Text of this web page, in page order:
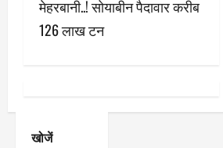
श
मेहरबानी..! सोयाबीन पैदावार करीब
126 लाख टन
खोजें